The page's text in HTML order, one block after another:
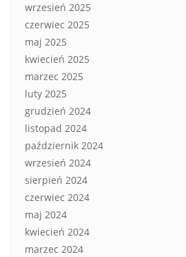
wrzesień 2025
czerwiec 2025
maj 2025
kwiecień 2025
marzec 2025
luty 2025
grudzień 2024
listopad 2024
październik 2024
wrzesień 2024
sierpień 2024
czerwiec 2024
maj 2024
kwiecień 2024
marzec 2024